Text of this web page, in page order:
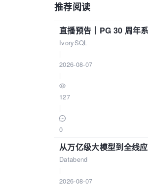
推荐阅读
直播预告｜PG 30 周年
IvorySQL
2026-08-07
127
0
从万亿级大模型到全线
Databend
2026-08-07